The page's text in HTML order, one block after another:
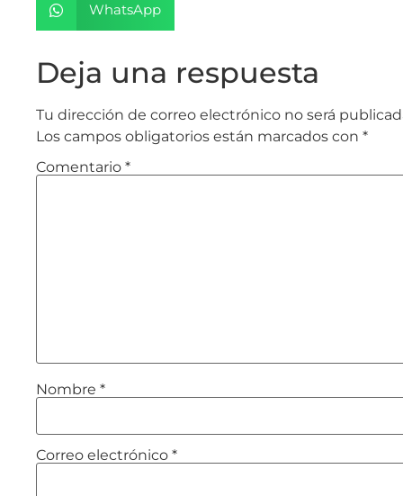
WhatsApp
Deja una respuesta
Tu dirección de correo electrónico no será
Los campos obligatorios están marcados con *
Comentario *
Nombre *
Correo electrónico *